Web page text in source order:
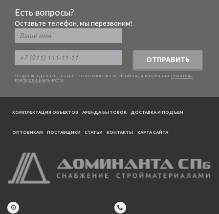
Есть вопросы?
Оставьте телефон, мы перезвоним!
ОТПРАВИТЬ
Отправляя данные, вы даете свое согласие на обработку информации. Политика
конфиденциальности .
КОМПЛЕКТАЦИЯ ОБЪЕКТОВ АРЕНДА БЫТОВОК ДОСТАВКА И ПОДЪЕМ
ОПТОВИКАМ ПОСТАВЩИКИ CТАТЬИ КОНТАКТЫ КАРТА САЙТА